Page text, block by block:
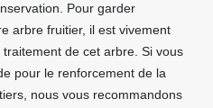
Pour garder
arbre fruitier, il est vivement
de cet arbre. Si vous
pour le renforcement de la
nous vous recommandons